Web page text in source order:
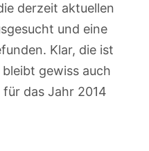
derzeit aktuellen
und eine
Klar, die ist
gewiss auch
das Jahr 2014